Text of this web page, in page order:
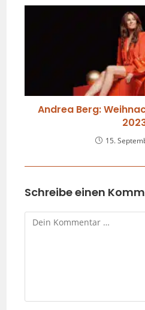
Andrea Berg:
15.
Schreibe einen